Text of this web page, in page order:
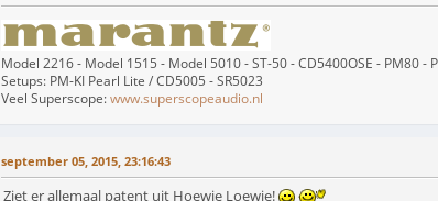
Model 2216 - Model 1515 - Model 5010 - ST-50 - CD5400OSE - PM80 -
Setups: PM-KI Pearl Lite / CD5005 - SR5023
Veel Superscope:www.superscopeaudio.nl
september 05, 2015, 23:16:43
Ziet er allemaal patent uit Hoewie Loewie!